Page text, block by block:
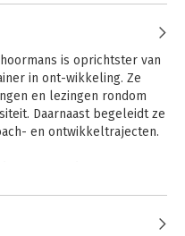
leiderschap
voor dagelijkse
van The Brain Hub
, advies- en
dat organisaties
inclusieve werkcultuur
autisme, ADHD en andere
is oprichtster van
in ont-wikkeling. Ze
en lezingen rondom
Daarnaast begeleidt ze
en ontwikkeltrajecten.